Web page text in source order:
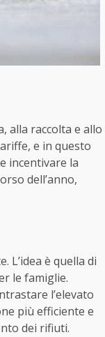
alla raccolta e allo
e in questo
incentivare la
dell’anno,
L’idea è quella di
le famiglie.
l’elevato
più efficiente e
dei rifiuti.